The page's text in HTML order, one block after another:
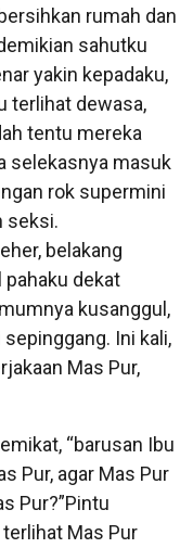
rumah dan
sahutku
yakin kepadaku,
terlihat dewasa,
tentu mereka
selekasnya masuk
rok supermini
seksi.
belakang
pahaku dekat
kusanggul,
Ini kali,
Mas Pur,
“barusan Ibu
Pur, agar Mas Pur
Pur?”Pintu
Mas Pur